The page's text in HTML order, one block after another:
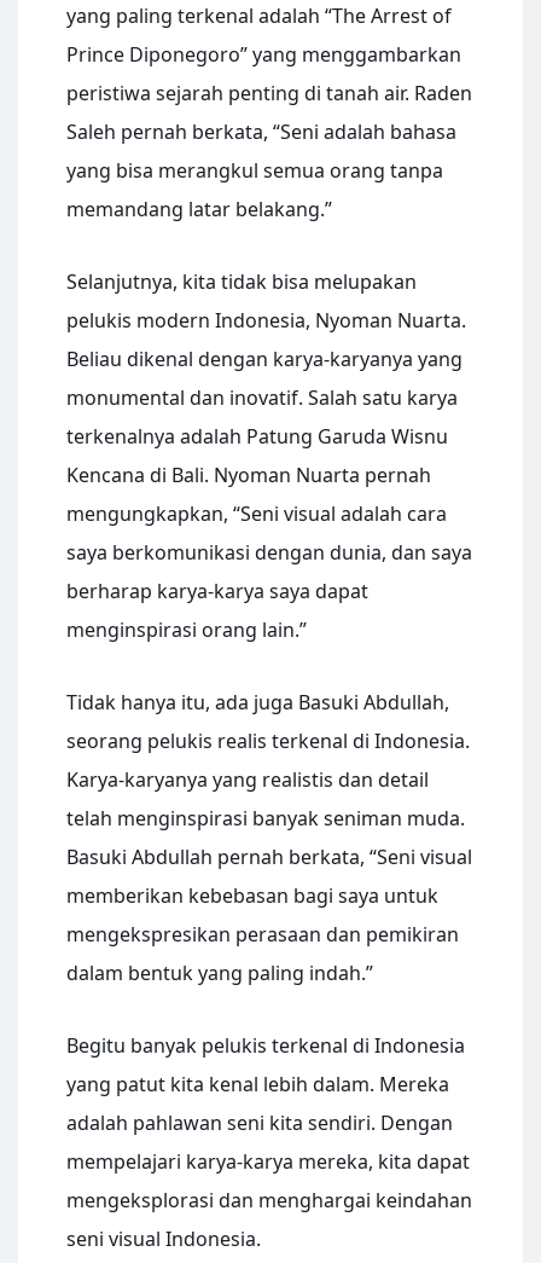
yang paling terkenal adalah “The Arrest of
Prince Diponegoro” yang menggambarkan
peristiwa sejarah penting di tanah air. Raden
Saleh pernah berkata, “Seni adalah bahasa
yang bisa merangkul semua orang tanpa
memandang latar belakang.”
Selanjutnya, kita tidak bisa melupakan
pelukis modern Indonesia, Nyoman Nuarta.
Beliau dikenal dengan karya-karyanya yang
monumental dan inovatif. Salah satu karya
terkenalnya adalah Patung Garuda Wisnu
Kencana di Bali. Nyoman Nuarta pernah
mengungkapkan, “Seni visual adalah cara
saya berkomunikasi dengan dunia, dan saya
berharap karya-karya saya dapat
menginspirasi orang lain.”
Tidak hanya itu, ada juga Basuki Abdullah,
seorang pelukis realis terkenal di Indonesia.
Karya-karyanya yang realistis dan detail
telah menginspirasi banyak seniman muda.
Basuki Abdullah pernah berkata, “Seni visual
memberikan kebebasan bagi saya untuk
mengekspresikan perasaan dan pemikiran
dalam bentuk yang paling indah.”
Begitu banyak pelukis terkenal di Indonesia
yang patut kita kenal lebih dalam. Mereka
adalah pahlawan seni kita sendiri. Dengan
mempelajari karya-karya mereka, kita dapat
mengeksplorasi dan menghargai keindahan
seni visual Indonesia.